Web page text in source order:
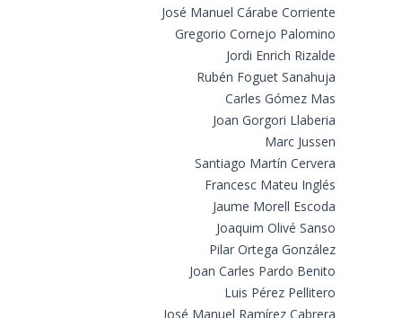
José Manuel Cárabe Corriente
Gregorio Cornejo Palomino
Jordi Enrich Rizalde
Rubén Foguet Sanahuja
Carles Gómez Mas
Joan Gorgori Llaberia
Marc Jussen
Santiago Martín Cervera
Francesc Mateu Inglés
Jaume Morell Escoda
Joaquim Olivé Sanso
Pilar Ortega González
Joan Carles Pardo Benito
Luis Pérez Pellitero
José Manuel Ramírez Cabrera